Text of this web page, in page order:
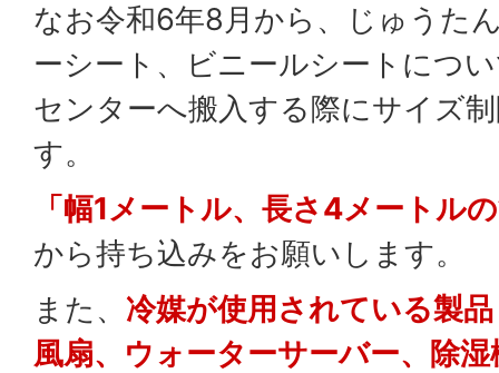
なお令和6年8月から、じゅうた
ーシート、ビニールシートにつ
センターへ搬入する際にサイズ
す。
「幅1メートル、長さ4メートル
から持ち込みをお願いします。
また、 冷媒が使用されている製
風扇、ウォーターサーバー、除